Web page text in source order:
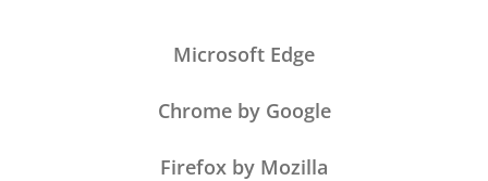
Microsoft Edge
Chrome by Google
Firefox by Mozilla